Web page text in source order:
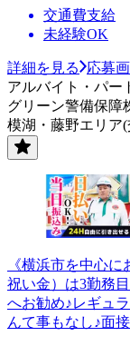
交通費支給
未経験OK
詳細を見る
応募
アルバイト・パー
グリーン警備保障
模湖・藤野エリア(
《横浜市を中心
祝い金）は3勤務
へお勧め♪レギュ
んて事もなし♪面